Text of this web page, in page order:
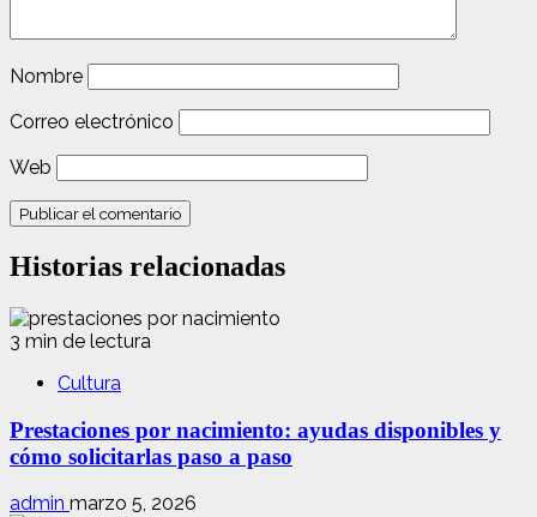
Nombre
Correo electrónico
Web
Historias relacionadas
3 min de lectura
Cultura
Prestaciones por nacimiento: ayudas disponibles y
cómo solicitarlas paso a paso
admin marzo 5, 2026